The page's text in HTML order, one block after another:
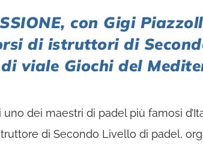
con Gigi
di istruttori di
viale Giochi del
dei maestri di padel più famosi
di Secondo Livello di padel,